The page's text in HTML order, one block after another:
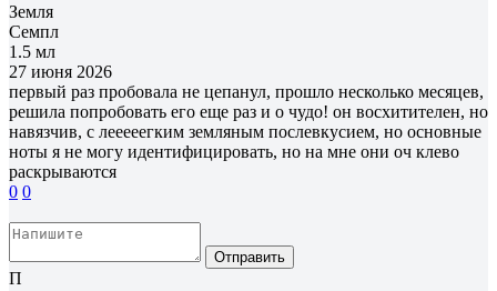
Земля
Семпл
1.5 мл
27 июня 2026
первый раз пробовала не цепанул, прошло несколько месяцев,
решила попробовать его еще раз и о чудо! он восхитителен, но
навязчив, с лееееегким земляным послевкусием, но основные
ноты я не могу идентифицировать, но на мне они оч клево
раскрываются
0 0
Отправить
П